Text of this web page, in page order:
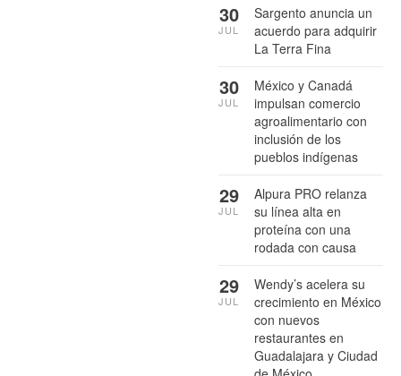
Sargento anuncia un
acuerdo para adquirir
La Terra Fina
30
JUL
México y Canadá
impulsan comercio
agroalimentario con
inclusión de los
pueblos indígenas
30
JUL
Alpura PRO relanza
su línea alta en
proteína con una
rodada con causa
29
JUL
Wendy’s acelera su
crecimiento en México
con nuevos
restaurantes en
Guadalajara y Ciudad
29
JUL